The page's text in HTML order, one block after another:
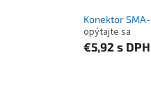
Konektor
opýtajte sa
€5,92 s DPH